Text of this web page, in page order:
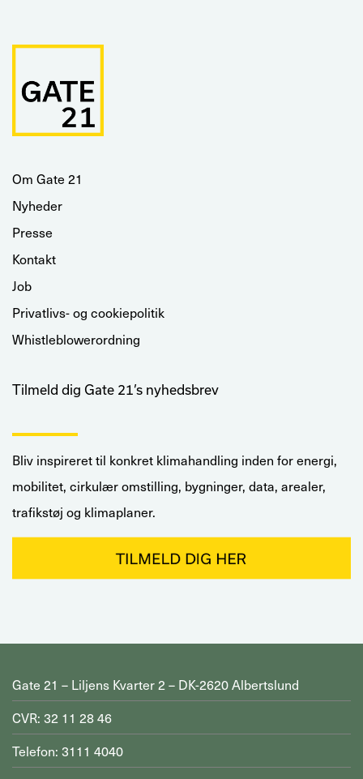
Om Gate 21
Nyheder
Presse
Kontakt
Job
Privatlivs- og cookiepolitik
Whistleblowerordning
Tilmeld dig Gate 21’s nyhedsbrev
Bliv inspireret til konkret klimahandling inden for energi,
mobilitet, cirkulær omstilling, bygninger, data, arealer,
trafikstøj og klimaplaner.
Gate 21 – Liljens Kvarter 2 – DK-2620 Albertslund
CVR: 32 11 28 46
Telefon: 3111 4040